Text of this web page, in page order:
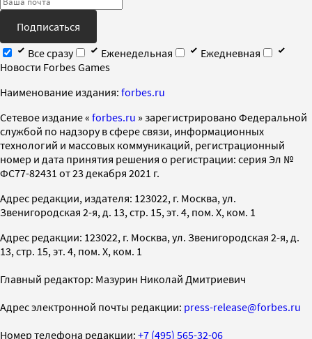
Подписаться
Все сразу
Еженедельная
Ежедневная
Новости Forbes Games
Наименование издания: forbes.ru
Cетевое издание « forbes.ru » зарегистрировано Федеральной
службой по надзору в сфере связи, информационных
технологий и массовых коммуникаций, регистрационный
номер и дата принятия решения о регистрации: серия Эл №
ФС77-82431 от 23 декабря 2021 г.
Адрес редакции, издателя: 123022, г. Москва, ул.
Звенигородская 2-я, д. 13, стр. 15, эт. 4, пом. X, ком. 1
Адрес редакции: 123022, г. Москва, ул. Звенигородская 2-я, д.
13, стр. 15, эт. 4, пом. X, ком. 1
Главный редактор: Мазурин Николай Дмитриевич
Адрес электронной почты редакции: press-release@forbes.ru
Номер телефона редакции: +7 (495) 565-32-06